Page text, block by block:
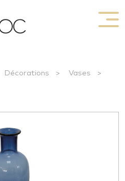
Décorations > Vases
>